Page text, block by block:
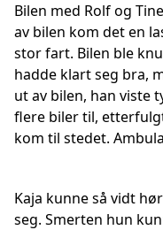
Bilen med Rolf og
av bilen kom det en
stor fart. Bilen ble
hadde klart seg bra,
ut av bilen, han viste
flere biler til,
kom til stedet.
Kaja kunne så vidt
seg. Smerten hun